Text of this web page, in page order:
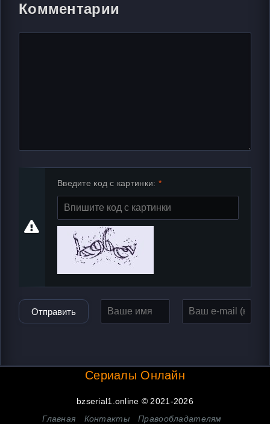
Комментарии
Введите код с картинки:
Отправить
Сериалы Онлайн
bzserial1.online © 2021-2026
Главная
Контакты Правообладателям